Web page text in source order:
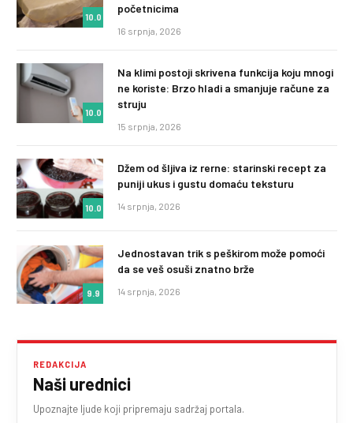
10.0
početnicima
16 srpnja, 2026
10.0
Na klimi postoji skrivena funkcija koju mnogi
ne koriste: Brzo hladi a smanjuje račune za
struju
15 srpnja, 2026
10.0
Džem od šljiva iz rerne: starinski recept za
puniji ukus i gustu domaću teksturu
14 srpnja, 2026
9.9
Jednostavan trik s peškirom može pomoći
da se veš osuši znatno brže
14 srpnja, 2026
REDAKCIJA
Naši urednici
Upoznajte ljude koji pripremaju sadržaj portala.